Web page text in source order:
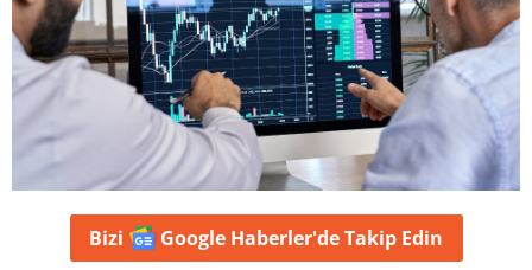
Bizi Google Haberler'deTakip Edin